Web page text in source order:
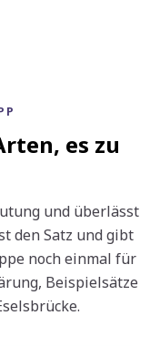
es zu
und überlässt
den Satz und gibt
noch einmal für
Beispielsätze